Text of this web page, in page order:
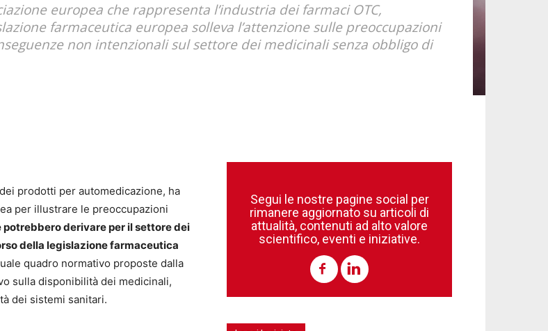
europea che rappresenta l’industria dei farmaci OTC,
farmaceutica europea solleva l’attenzione sulle preoccupazioni
non intenzionali sul settore dei medicinali senza obbligo di
prodotti per automedicazione, ha
per illustrare le preoccupazioni
derivare per il settore dei
della legislazione farmaceutica
quadro normativo proposte dalla
sulla disponibilità dei medicinali,
dei sistemi sanitari.
Segui le nostre pagine social per
rimanere aggiornato su articoli di
attualità, contenuti ad alto valore
scientifico, eventi e iniziative.